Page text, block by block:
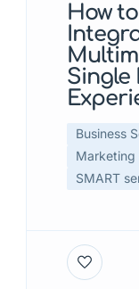
How
Single
Business
Marketing
SMART